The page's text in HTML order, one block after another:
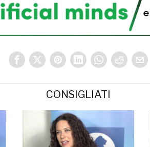
CONSIGLIATI